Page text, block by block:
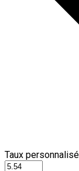
Taux personnalisé